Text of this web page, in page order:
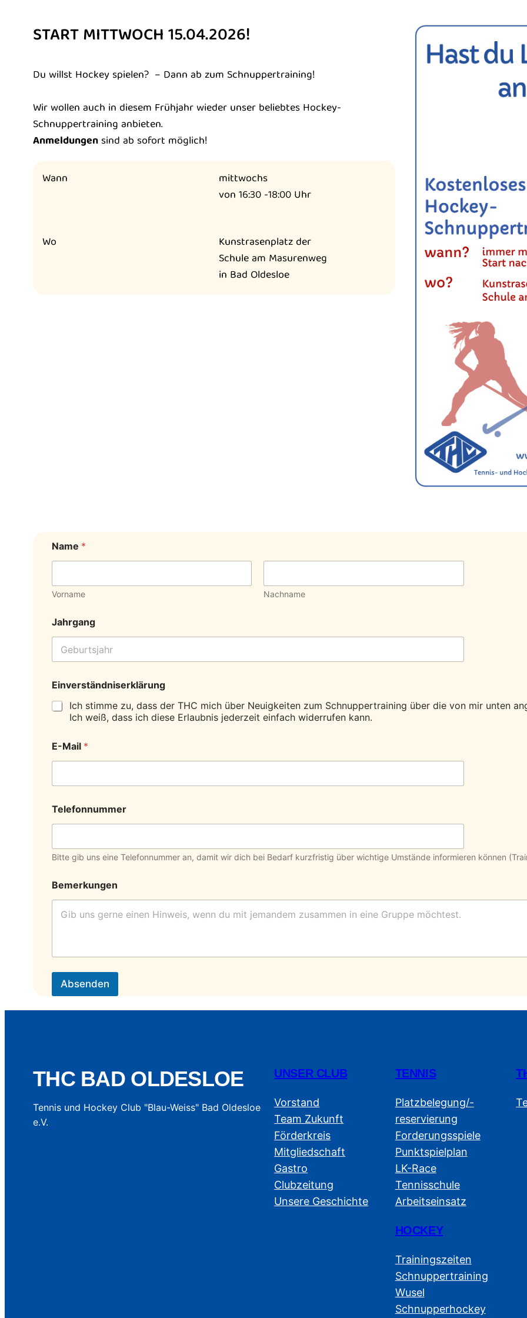
START MITTWOCH 15.04.2026!​
Du willst Hockey spielen? – Dann ab zum Schnuppertraining!
Wir wollen auch in diesem Frühjahr wieder unser beliebtes Hockey-
Schnuppertraining anbieten.
Anmeldungensind ab sofort möglich!
Wann
mittwochs
von 16:30 -18:00 Uhr
Wo
Kunstrasenplatz der
Schule am Masurenweg
in Bad Oldesloe
Name *
Vorname Nachname
Jahrgang
Einverständniserklärung
Ich stimme zu, dass der THC mich über Neuigkeiten zum Schnuppertraining über die von mir unten
Ich weiß, dass ich diese Erlaubnis jederzeit einfach widerrufen kann.
E-Mail *
Telefonnummer
Bitte gib uns eine Telefonnummer an, damit wir dich bei Bedarf kurzfristig über wichtige Umstände informieren können
Bemerkungen
Absenden
THC BAD OLDESLOE
Tennis und Hockey Club "Blau-Weiss" Bad Oldesloe
e.V.
UNSER CLUB
Vorstand
Team Zukunft
Förderkreis
Mitgliedschaft
Gastro
Clubzeitung
Unsere Geschichte
TENNIS
Platzbelegung/-
reservierung
Forderungsspiele
Punktspielplan
LK-Race
Tennisschule
Arbeitseinsatz
HOCKEY
Trainingszeiten
Schnuppertraining
Wusel
Schnupperhockey